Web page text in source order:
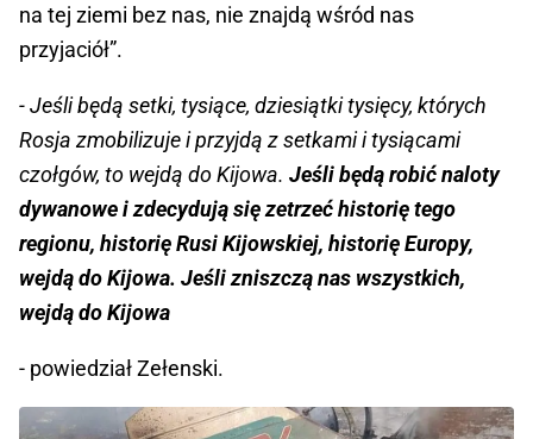
na tej ziemi bez nas, nie znajdą wśród nas
przyjaciół”.
- Jeśli będą setki, tysiące, dziesiątki tysięcy, których
Rosja zmobilizuje i przyjdą z setkami i tysiącami
czołgów, to wejdą do Kijowa. Jeśli będą robić naloty
dywanowe i zdecydują się zetrzeć historię tego
regionu, historię Rusi Kijowskiej, historię Europy,
wejdą do Kijowa. Jeśli zniszczą nas wszystkich,
wejdą do Kijowa
- powiedział Zełenski.